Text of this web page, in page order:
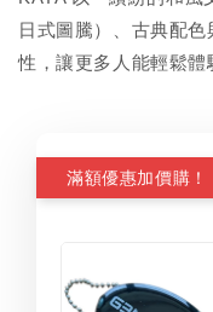
日式圖騰）、古典配
性，讓更多人能輕鬆體
滿額優惠加價購！